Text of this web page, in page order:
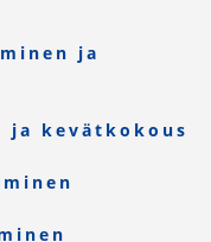
ja
ja kevätkokous